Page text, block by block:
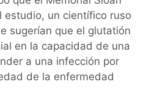
estudio, un científico ruso
sugerían que el glutatión
en la capacidad de una
a una infección por
de la enfermedad